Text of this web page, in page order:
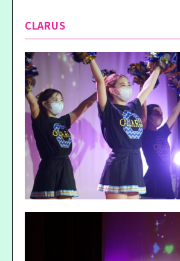
CLARUS